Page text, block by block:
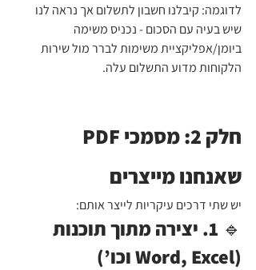
לדוגמה: קיבלנו חשבון לתשלום אך נראה לנו
שיש בעיה עם הסכום - נכניס משימה
ביומן/אפליקציית משימות לברר מול שירות
הלקוחות מדוע התשלום עלה.
שאנחנו מייצרים
יש שתי דרכים עיקריות לייצר אותם:
🔹 1. יצירה מתוך תוכנות
(Word, Excel וכו’)